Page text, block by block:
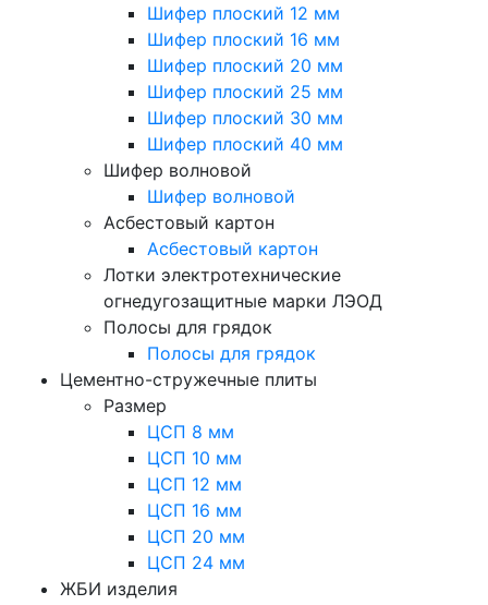
Шифер плоский 12 мм
Шифер плоский 16 мм
Шифер плоский 20 мм
Шифер плоский 25 мм
Шифер плоский 30 мм
Шифер плоский 40 мм
Шифер волновой
Шифер волновой
Асбестовый картон
Асбестовый картон
Лотки электротехнические
огнедугозащитные марки ЛЭОД
Полосы для грядок
Полосы для грядок
Цементно-стружечные плиты
Размер
ЦСП 8 мм
ЦСП 10 мм
ЦСП 12 мм
ЦСП 16 мм
ЦСП 20 мм
ЦСП 24 мм
ЖБИ изделия